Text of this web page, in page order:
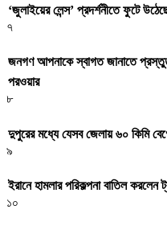
‘জুলাইয়ের লেন্স’ প্রদর্শনীতে ফুটে
৭
জনগণ আপনাকে স্বাগত জানাতে
পরওয়ার
৮
দুপুরের মধ্যে যেসব জেলায় ৬০ কিমি
৯
ইরানে হামলার পরিকল্পনা বাতিল করলেন
১০